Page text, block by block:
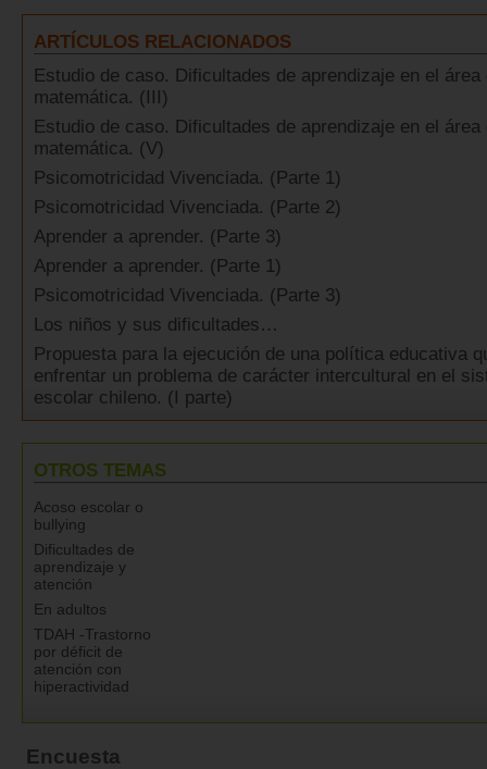
ARTÍCULOS RELACIONADOS
Estudio de caso. Dificultades de aprendizaje en el área
matemática. (III)
Estudio de caso. Dificultades de aprendizaje en el área
matemática. (V)
Psicomotricidad Vivenciada. (Parte 1)
Psicomotricidad Vivenciada. (Parte 2)
Aprender a aprender. (Parte 3)
Aprender a aprender. (Parte 1)
Psicomotricidad Vivenciada. (Parte 3)
Los niños y sus dificultades…
Propuesta para la ejecución de una política educativa
enfrentar un problema de carácter intercultural en el
escolar chileno. (I parte)
OTROS TEMAS
Acoso escolar o
bullying
Dificultades de
aprendizaje y
atención
En adultos
TDAH -Trastorno
por déficit de
atención con
hiperactividad
Encuesta